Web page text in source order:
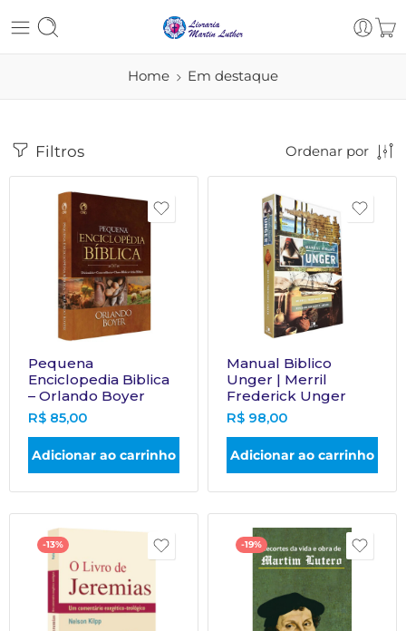
Home Em destaque
Filtros Ordenar por
Pequena
Enciclopedia Biblica
– Orlando Boyer
R$ 85,00
Adicionar ao carrinho
Manual Biblico
Unger | Merril
Frederick Unger
R$ 98,00
Adicionar ao carrinho
-13% -19%